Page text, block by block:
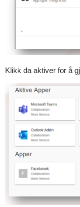
Klikk da aktiver for å